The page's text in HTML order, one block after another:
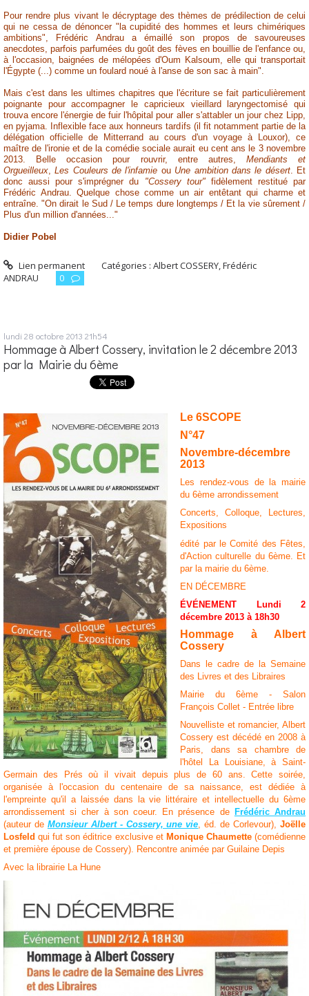
Pour rendre plus vivant le décryptage des thèmes de prédilection de celui
qui ne cessa de dénoncer "la cupidité des hommes et leurs chimériques
ambitions", Frédéric Andrau a émaillé son propos de savoureuses
anecdotes, parfois parfumées du goût des fèves en bouillie de l'enfance ou,
à l'occasion, baignées de mélopées d'Oum Kalsoum, elle qui transportait
l'Égypte (...) comme un foulard noué à l'anse de son sac à main".
Mais c'est dans les ultimes chapitres que l'écriture se fait particulièrement
poignante pour accompagner le capricieux vieillard laryngectomisé qui
trouva encore l'énergie de fuir l'hôpital pour aller s'attabler un jour chez Lipp,
en pyjama. Inflexible face aux honneurs tardifs (il fit notamment partie de la
délégation officielle de Mitterrand au cours d'un voyage à Louxor), ce
maître de l'ironie et de la comédie sociale aurait eu cent ans le 3 novembre
2013.
Belle occasion pour rouvrir, entre autres, Mendiants et
Orgueilleux ,Les Couleurs de l'infamie ou Une ambition dans le désert. Et
donc aussi pour s'imprégner du "Cossery tour"fidèlement restitué par
Frédéric Andrau. Quelque chose comme un air entêtant qui charme et
entraîne."On dirait le Sud / Le temps dure longtemps / Et la vie sûrement /
Plus d'un million d'années..."
Didier Pobel
Lien permanent Catégories :Albert COSSERY,Frédéric
ANDRAU
0
lundi 28 octobre 2013 21h54
Hommage à Albert Cossery, invitation le 2 décembre 2013
par la Mairie du 6ème
Le 6SCOPE
N°47
Novembre-décembre
2013
Les rendez-vous de la mairie
du 6ème arrondissement
Concerts, Colloque, Lectures,
Expositions
édité par le Comité des Fêtes,
d'Action culturelle du 6ème. Et
par la mairie du 6ème.
EN DÉCEMBRE
ÉVÉNEMENT Lundi 2
décembre 2013 à 18h30
Hommage à Albert
Cossery
Dans le cadre de la Semaine
des Livres et des Libraires
Mairie du 6ème - Salon
François Collet - Entrée libre
Nouvelliste et romancier, Albert
Cossery est décédé en 2008 à
Paris, dans sa chambre de
l'hôtel La Louisiane, à Saint-
Germain des Prés où il vivait depuis plus de 60 ans. Cette soirée,
organisée à l'occasion du centenaire de sa naissance, est dédiée à
l'empreinte qu'il a laissée dans la vie littéraire et intellectuelle du 6ème
arrondissement si cher à son coeur. En présence de Frédéric Andrau
(auteur de Monsieur Albert - Cossery, une vie, éd. de Corlevour),Joëlle
Losfeld qui fut son éditrice exclusive et Monique Chaumette(comédienne
et première épouse de Cossery). Rencontre animée par Guilaine Depis
Avec la librairie La Hune